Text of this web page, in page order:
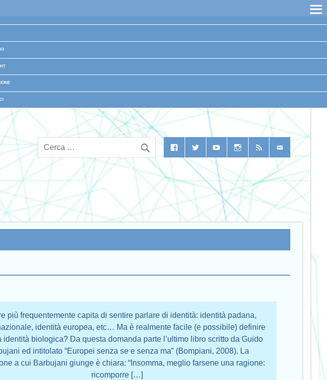
più frequentemente capita di sentire parlare di identità: identità padana,
identità europea, etc… Ma è realmente facile (e possibile) definire
identità biologica? Da questa domanda parte l’ultimo libro scritto da Guido
ed intitolato “Europei senza se e senza ma” (Bompiani, 2008). La
a cui Barbujani giunge è chiara: “Insomma, meglio farsene una ragione:
ricomporre […]